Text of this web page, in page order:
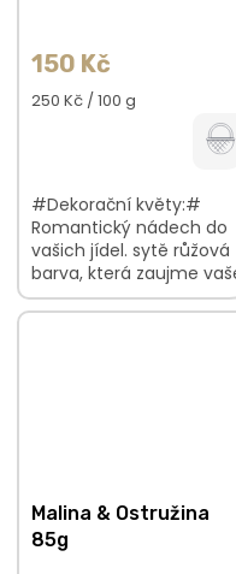
150 Kč
Měrná
250 Kč / 100 g
#Dekorační květy:#
Romantický nádech do
vašich jídel. sytě růžová
barva, která zaujme
oči budou krásně
kontrastovat se všemi
Malina & Ostružina
85g